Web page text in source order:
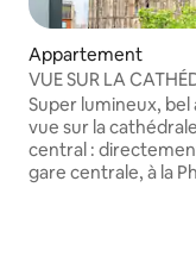
Appartement
VUE SUR LA
appartement super
Super lumineux,
vue sur la cathédrale ! Il n'y a pas
central :
gare centrale, à la